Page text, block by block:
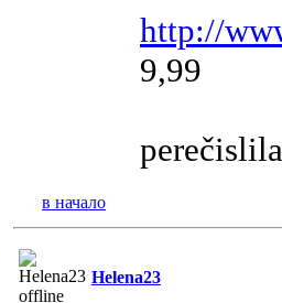
http://
9,99
в начало
Helena23